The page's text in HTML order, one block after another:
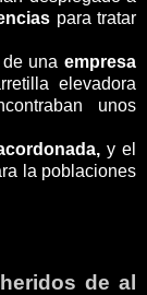
para tratar
una empresa
elevadora
unos
y el
la poblaciones
de al